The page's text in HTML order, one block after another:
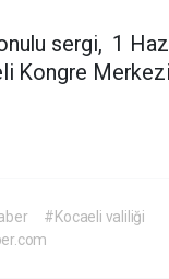
sergi, 1
Kongre Merkezi
#Kocaeli valiliği